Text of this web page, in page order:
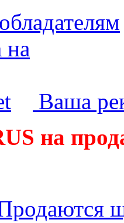
Ваша
на